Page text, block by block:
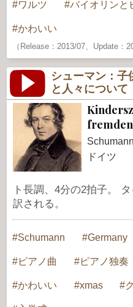
ワルツ バイオリンと
かわいい
（Release：2013/07、Update：
シューマン：子
と人々について
ドイツ
ト長調、4分の2拍子。
訳される。
Schumann Germany
ピアノ曲 ピアノ独奏
かわいい xmas